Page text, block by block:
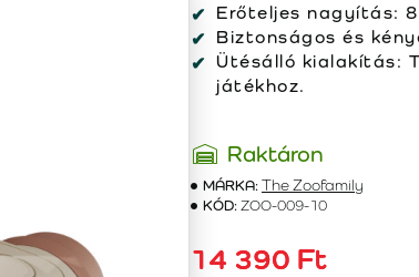
Erőteljes nagyítás:
Biztonságos és
Ütésálló kialakítás:
játékhoz.
Raktáron
MÁRKA:The Zoofamily
KÓD:ZOO-009-10
14 390 Ft